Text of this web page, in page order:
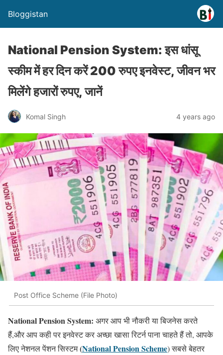
Bloggistan
National Pension System: इस धांसू
स्कीम में हर दिन करें 200 रुपए इनवेस्ट, जीवन भर
मिलेंगे हजारों रुपए, जानें
Komal Singh 4 years ago
Post Office Scheme (File Photo)
National Pension System: अगर आप भी नौकरी या बिजनेस करते
हैं,और आप कही पर इनवेस्ट कर अच्छा खासा रिटर्न पाना चाहते हैं तो, आपके
लिए नेशनल पेंशन सिस्टम(National Pension Scheme) सबसे बेहतर